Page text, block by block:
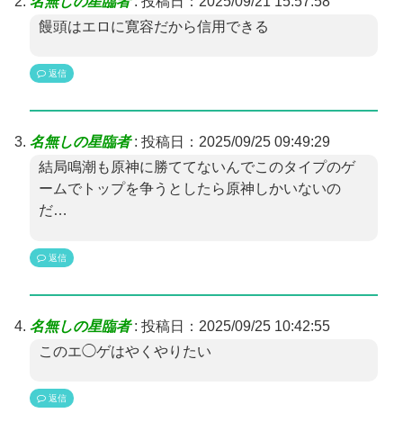
饅頭はエロに寛容だから信用できる
返信
名無しの星臨者: 投稿日：2025/09/25 09:49:29
結局鳴潮も原神に勝ててないんでこのタイプのゲ
ームでトップを争うとしたら原神しかいないの
だ…
返信
名無しの星臨者: 投稿日：2025/09/25 10:42:55
このエ◯ゲはやくやりたい
返信